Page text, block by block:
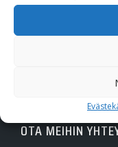
OTA MEIHIN